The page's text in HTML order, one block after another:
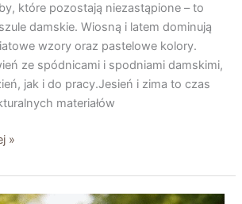
które pozostają niezastąpione – to
damskie. Wiosną i latem dominują
wzory oraz pastelowe kolory.
ze spódnicami i spodniami damskimi,
jak i do pracy.Jesień i zima to czas
materiałów
»